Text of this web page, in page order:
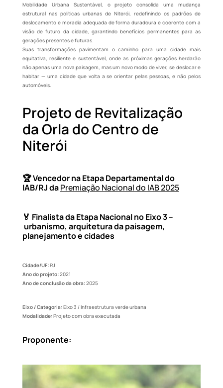
Mobilidade Urbana Sustentável, o projeto consolida uma mudança
estrutural nas políticas urbanas de Niterói, redefinindo os padrões de
deslocamento e moradia adequada de forma duradoura e coerente com a
visão de futuro da cidade, garantindo benefícios permanentes para as
gerações presentes e futuras.
Suas transformações pavimentam o caminho para uma cidade mais
equitativa, resiliente e sustentável, onde as próximas gerações herdarão
não apenas uma nova paisagem, mas um novo modo de viver, se deslocar e
habitar — uma cidade que volta a se orientar pelas pessoas, e não pelos
automóveis.
Projeto de Revitalização
da Orla do Centro de
Niterói
🏆Vencedor na Etapa Departamental do
IAB/RJ daPremiação Nacional do IAB 2025
🏅 Finalista da Etapa Nacional noEixo 3 –
urbanismo, arquitetura da paisagem,
planejamento e cidades
Cidade/UF:RJ
Ano do projeto:2021
Ano de conclusão da obra:2025
Eixo / Categoria:Eixo 3 / Infraestrutura verde urbana
Modalidade:Projeto com obra executada
Proponente: